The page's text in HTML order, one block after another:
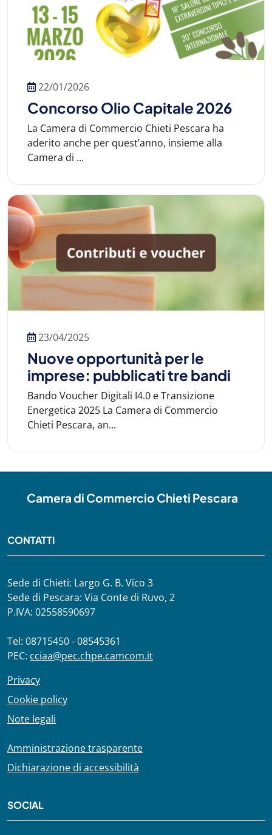
22/01/2026
Concorso Olio Capitale 2026
La Camera di Commercio Chieti Pescara ha
aderito anche per quest’anno, insieme alla
Camera di ...
23/04/2025
Nuove opportunità per le
imprese: pubblicati tre bandi
Bando Voucher Digitali I4.0 e Transizione
Energetica 2025 La Camera di Commercio
Chieti Pescara, an...
Camera di Commercio Chieti Pescara
CONTATTI
Sede di Chieti: Largo G. B. Vico 3
Sede di Pescara: Via Conte di Ruvo, 2
P.IVA: 02558590697
Tel: 08715450 - 08545361
PEC: cciaa@pec.chpe.camcom.it
Privacy
Cookie policy
Note legali
Amministrazione trasparente
Dichiarazione di accessibilità
SOCIAL